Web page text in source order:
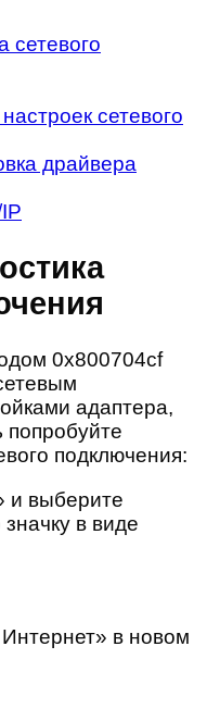
сетевого
сетевого
драйвера
0x800704cf
адаптера,
попробуйте
подключения:
и выберите
в виде
в новом